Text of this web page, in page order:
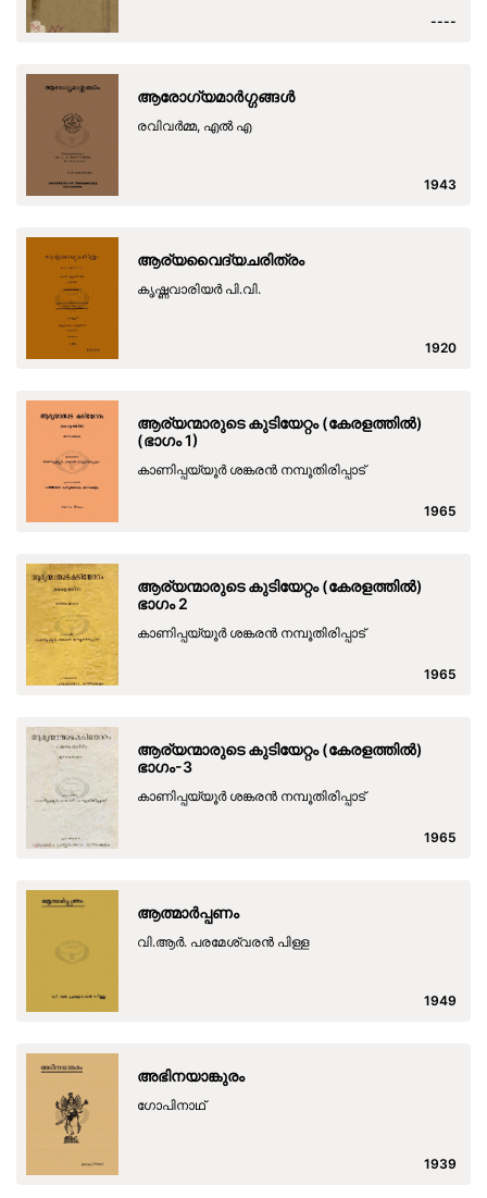
----
ആരോഗ്യമാർഗ്ഗങ്ങൾ
രവിവർമ്മ, എൽ എ
1943
ആര്യവൈദ്യചരിത്രം
കൃഷ്ണവാരിയർ പി.വി.
1920
ആര്യന്മാരുടെ കുടിയേറ്റം (കേരളത്തിൽ)
(ഭാഗം 1)
കാണിപ്പയ്യൂർ ശങ്കരൻ നമ്പൂതിരിപ്പാട്
1965
ആര്യന്മാരുടെ കുടിയേറ്റം (കേരളത്തിൽ)
ഭാഗം 2
കാണിപ്പയ്യൂർ ശങ്കരൻ നമ്പൂതിരിപ്പാട്
1965
ആര്യന്മാരുടെ കുടിയേറ്റം (കേരളത്തിൽ)
ഭാഗം-3
കാണിപ്പയ്യൂർ ശങ്കരൻ നമ്പൂതിരിപ്പാട്
1965
ആത്മാർപ്പണം
വി.ആർ. പരമേശ്വരൻ പിള്ള
1949
അഭിനയാങ്കുരം
ഗോപിനാഥ്
1939